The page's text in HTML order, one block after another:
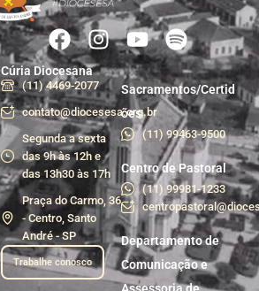
Cúria Diocesana
(11) 4469-2077
contato@diocesesa.org.br
Segunda a sexta
das 9h às 12h e
das 13h30 às 17h
Praça do Carmo, 36
- Centro, Santo
André - SP
Trabalhe conosco
Sacramentos/Certid
ões
(11) 99463-9500
Centro de Pastoral
(11) 99981-1233
Departamento de
Comunicação e
Assessoria de